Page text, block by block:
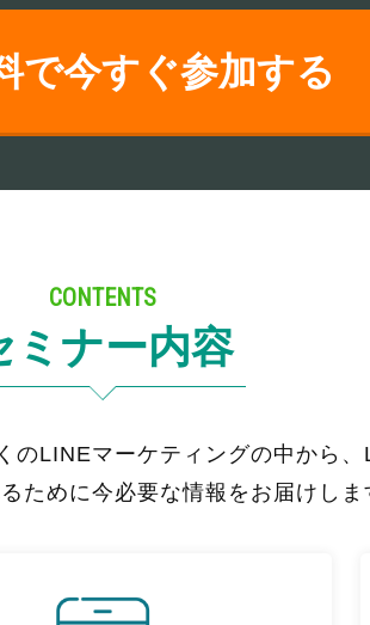
今すぐ参加する
CONTENTS
ミナー内容
のLINEマーケティングの中から
ために今必要な情報をお届けしま